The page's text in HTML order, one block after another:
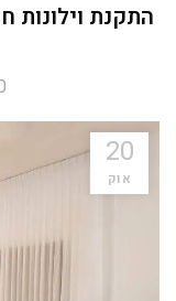
התקנת וילונות
20
אוק